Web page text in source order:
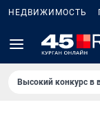
НЕДВИЖИМОСТЬ
Высокий конкурс в